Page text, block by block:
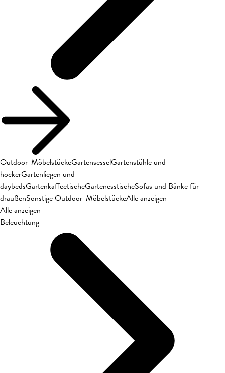
Outdoor-MöbelstückeGartensesselGartenstühle und
hockerGartenliegen und -
daybedsGartenkaffeetischeGartenesstischeSofas und Bänke für
draußenSonstige Outdoor-MöbelstückeAlle anzeigen
Alle anzeigen
Beleuchtung